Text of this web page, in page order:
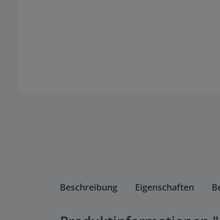
Beschreibung Eigenschaften